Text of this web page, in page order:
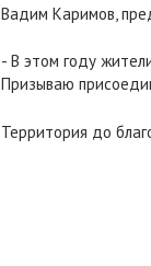
Вадим Каримов,
- В этом году
Призываю
Территория до